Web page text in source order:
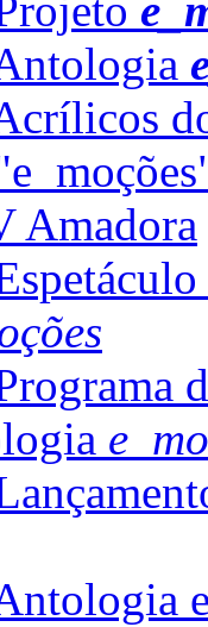
Amadora